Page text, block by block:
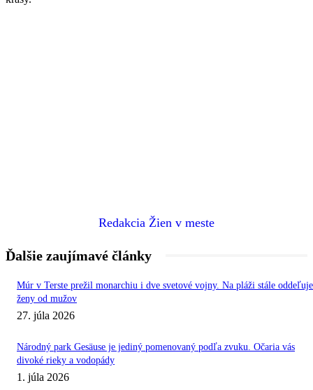
Redakcia Žien v meste
Ďalšie zaujímavé články
Múr v Terste prežil monarchiu i dve svetové vojny. Na pláži stále oddeľuje
ženy od mužov
27. júla 2026
Národný park Gesäuse je jediný pomenovaný podľa zvuku. Očaria vás
divoké rieky a vodopády
1. júla 2026